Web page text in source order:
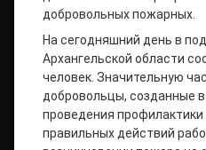
добровольных пожарных.
На сегодняшний день в
Архангельской области
человек. Значительную
добровольцы, созданные
проведения
правильных действий